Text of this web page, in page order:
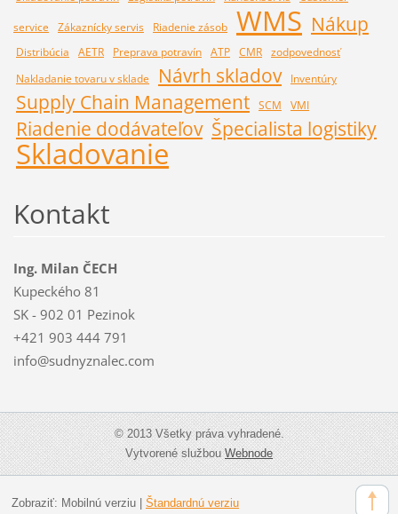
service
Zákaznícky servis Riadenie zásob WMS Nákup
Distribúcia AETR Preprava potravín ATP CMR zodpovednosť
Nakladanie tovaru v sklade
Návrh skladov Inventúry
Supply Chain Management SCM VMI
Riadenie dodávateľov Špecialista logistiky
Skladovanie
Kontakt
Ing. Milan ČECH
Kupeckého 81
SK - 902 01 Pezinok
+421 903 444 791
info@sudnyznalec.com
© 2013 Všetky práva vyhradené.
Vytvorené službouWebnode
Zobraziť: Mobilnú verziu| Štandardnú verziu